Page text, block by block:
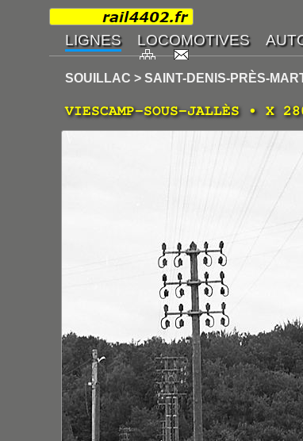
SOUILLAC > SAINT-DENIS-PRÈS-
VIESCAMP-SOUS-JALLÈS • X